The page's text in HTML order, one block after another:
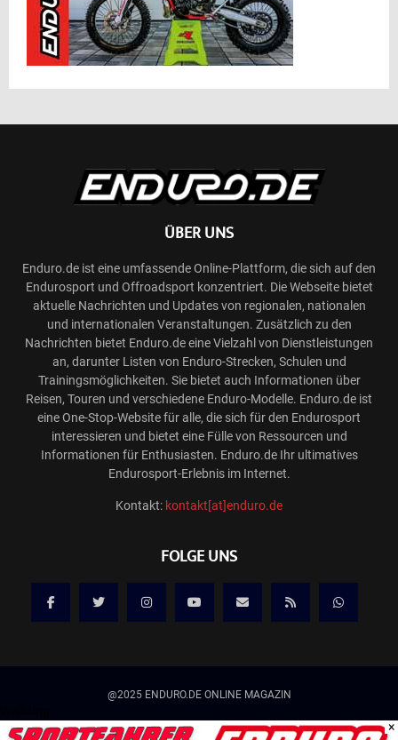
ÜBER UNS
Enduro.de ist eine umfassende Online-Plattform, die sich auf den
Endurosport und Offroadsport konzentriert. Die Webseite bietet
aktuelle Nachrichten und Updates von regionalen, nationalen
und internationalen Veranstaltungen. Zusätzlich zu den
Nachrichten bietet Enduro.de eine Vielzahl von Dienstleistungen
an, darunter Listen von Enduro-Strecken, Schulen und
Trainingsmöglichkeiten. Sie bietet auch Informationen über
Reisen, Touren und verschiedene Enduro-Modelle. Enduro.de ist
eine One-Stop-Website für alle, die sich für den Endurosport
interessieren und bietet eine Fülle von Ressourcen und
Informationen für Enthusiasten. Enduro.de Ihr ultimatives
Endurosport-Erlebnis im Internet.
Kontakt: kontakt[at]enduro.de
FOLGE UNS
@2025 ENDURO.DE ONLINE MAGAZIN
Kontakt Mediadaten/Werbung
×